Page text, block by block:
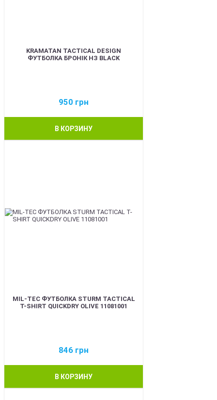
KRAMATAN TACTICAL DESIGN
ФУТБОЛКА БРОНІК НЗ BLACK
950 грн
В КОРЗИНУ
MIL-TEC ФУТБОЛКА STURM TACTICAL
T-SHIRT QUICKDRY OLIVE 11081001
846 грн
В КОРЗИНУ